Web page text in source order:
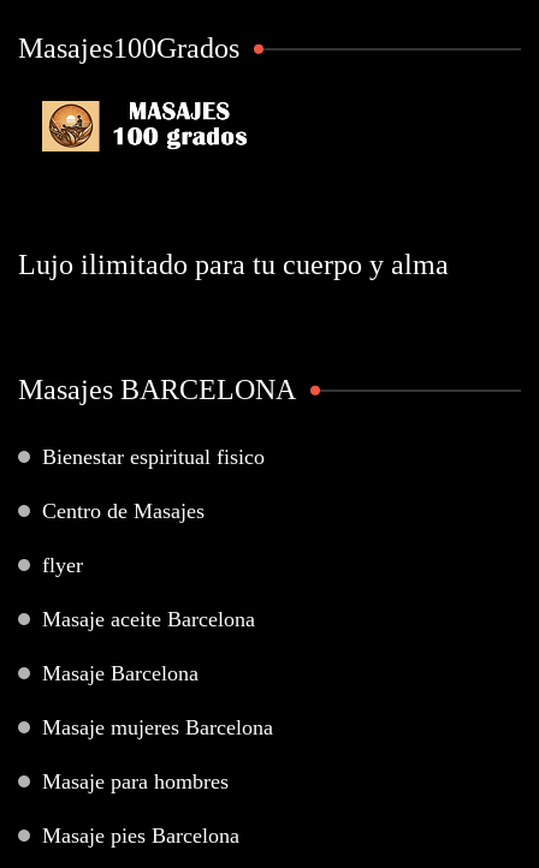
Masajes100Grados
Lujo ilimitado para tu cuerpo y alma
Masajes BARCELONA
Bienestar espiritual fisico
Centro de Masajes
flyer
Masaje aceite Barcelona
Masaje Barcelona
Masaje mujeres Barcelona
Masaje para hombres
Masaje pies Barcelona